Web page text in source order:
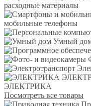
расходные материалы
мобильные телефоны
Умный
ЭЛЕКТРИКА
Посмотреть все товары